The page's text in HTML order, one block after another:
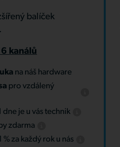
balíček
kanálů
na náš hardware
pro vzdálený
dne je u vás technik
zdarma
% za každý rok u nás